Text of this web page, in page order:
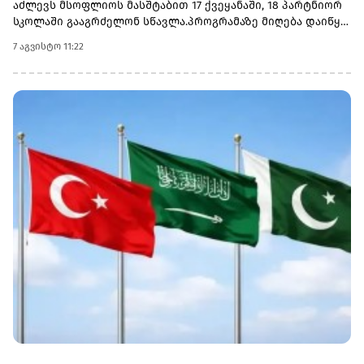
აძლევს მსოფლიოს მასშტაბით 17 ქვეყანაში, 18 პარტნიორ
სკოლაში გააგრძელონ სწავლა.პროგრამაზე მიღება დაიწყო
ეწვიეთ ვებგვერდს. ინფორმაციისთვის, გაერთიანებული
მსოფლიო სკოლები (UWC) წარმოადგენს საერთაშორისო
საგანმანათლებლო მოძრაობას ახალგაზრდებისთვის,
სხვადასხვა ერისა და კულტურის დასაახლოებლად და ამ
გზით შეუწყოს ხელი მშვიდობიანი და მდგრადი მომავლის
შექმნას. UWC მსოფლიოს სხვადასხვა კონტინენტის 18
საერთაშორისო სკოლასა და კოლეჯს აერთიანებს.
პროგრამის ფარგლებში სწავლება მიმდინარეობს 17
სხვადასხვა ქვეყანაში, მათ შორის − კანადაში, აშშ-ში,
ჩინეთში, იაპონიაში, ტაილანდში, გერმანიასა და
იტალიაში.საქართველოს ბანკმა UWC Georgia-სთან
თანამშრომლობა 2025 წელს დაიწყო და უკვე გამოავლინა 2
სტიპენდიატი. საქართველოს ბანკის მხარდაჭერით,
ქართველ მოსწავლეებს აქვთ უნიკალური შესაძლებლობა,
განხორციელებული საგანმანათლებლო პროგრამების
7 აგვისტო 11:22